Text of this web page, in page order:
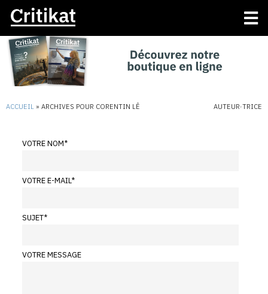
ACCUEIL » ARCHIVES POUR CORENTIN LÊ AUTEUR·TRICE
VOTRE NOM*
VOTRE E-MAIL*
SUJET*
VOTRE MESSAGE